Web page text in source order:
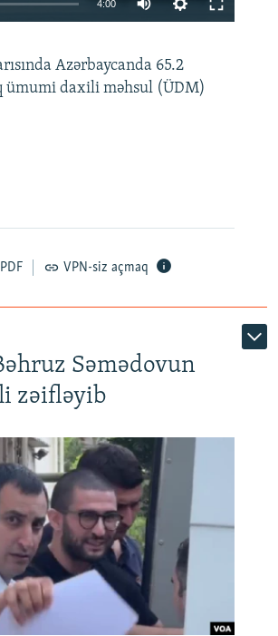
240p 360p 480p
4:00
360p
480p
Azərbaycanda 65.2
ümumi daxili məhsul (ÜDM)
PDF VPN-siz açmaq
Səmədovun
zəifləyib